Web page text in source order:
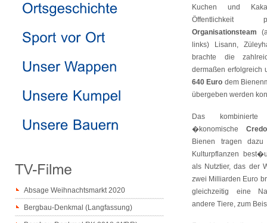
Kuchen und
Öffentlichkeit
Organisationsteam
links) Lisann,
brachte die
dermaßen erfolgreich
640 Euro dem
übergeben werden
Das
�konomische
Bienen tragen
Kulturpflanzen
als Nutztier, das der
zwei Milliarden Euro
gleichzeitig eine
andere Tiere, zum
Absage Weihnachtsmarkt 2020
Bergbau-Denkmal (Langfassung)